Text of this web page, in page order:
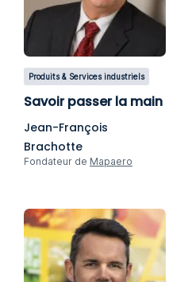
Produits & Services industriels
Savoir passer la main
Jean-François
Brachotte
Fondateur de Mapaero